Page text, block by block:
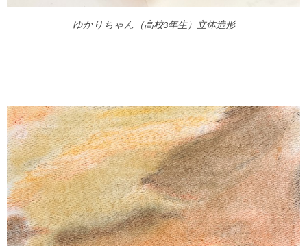
ゆかりちゃん（高校3年生）立体造形